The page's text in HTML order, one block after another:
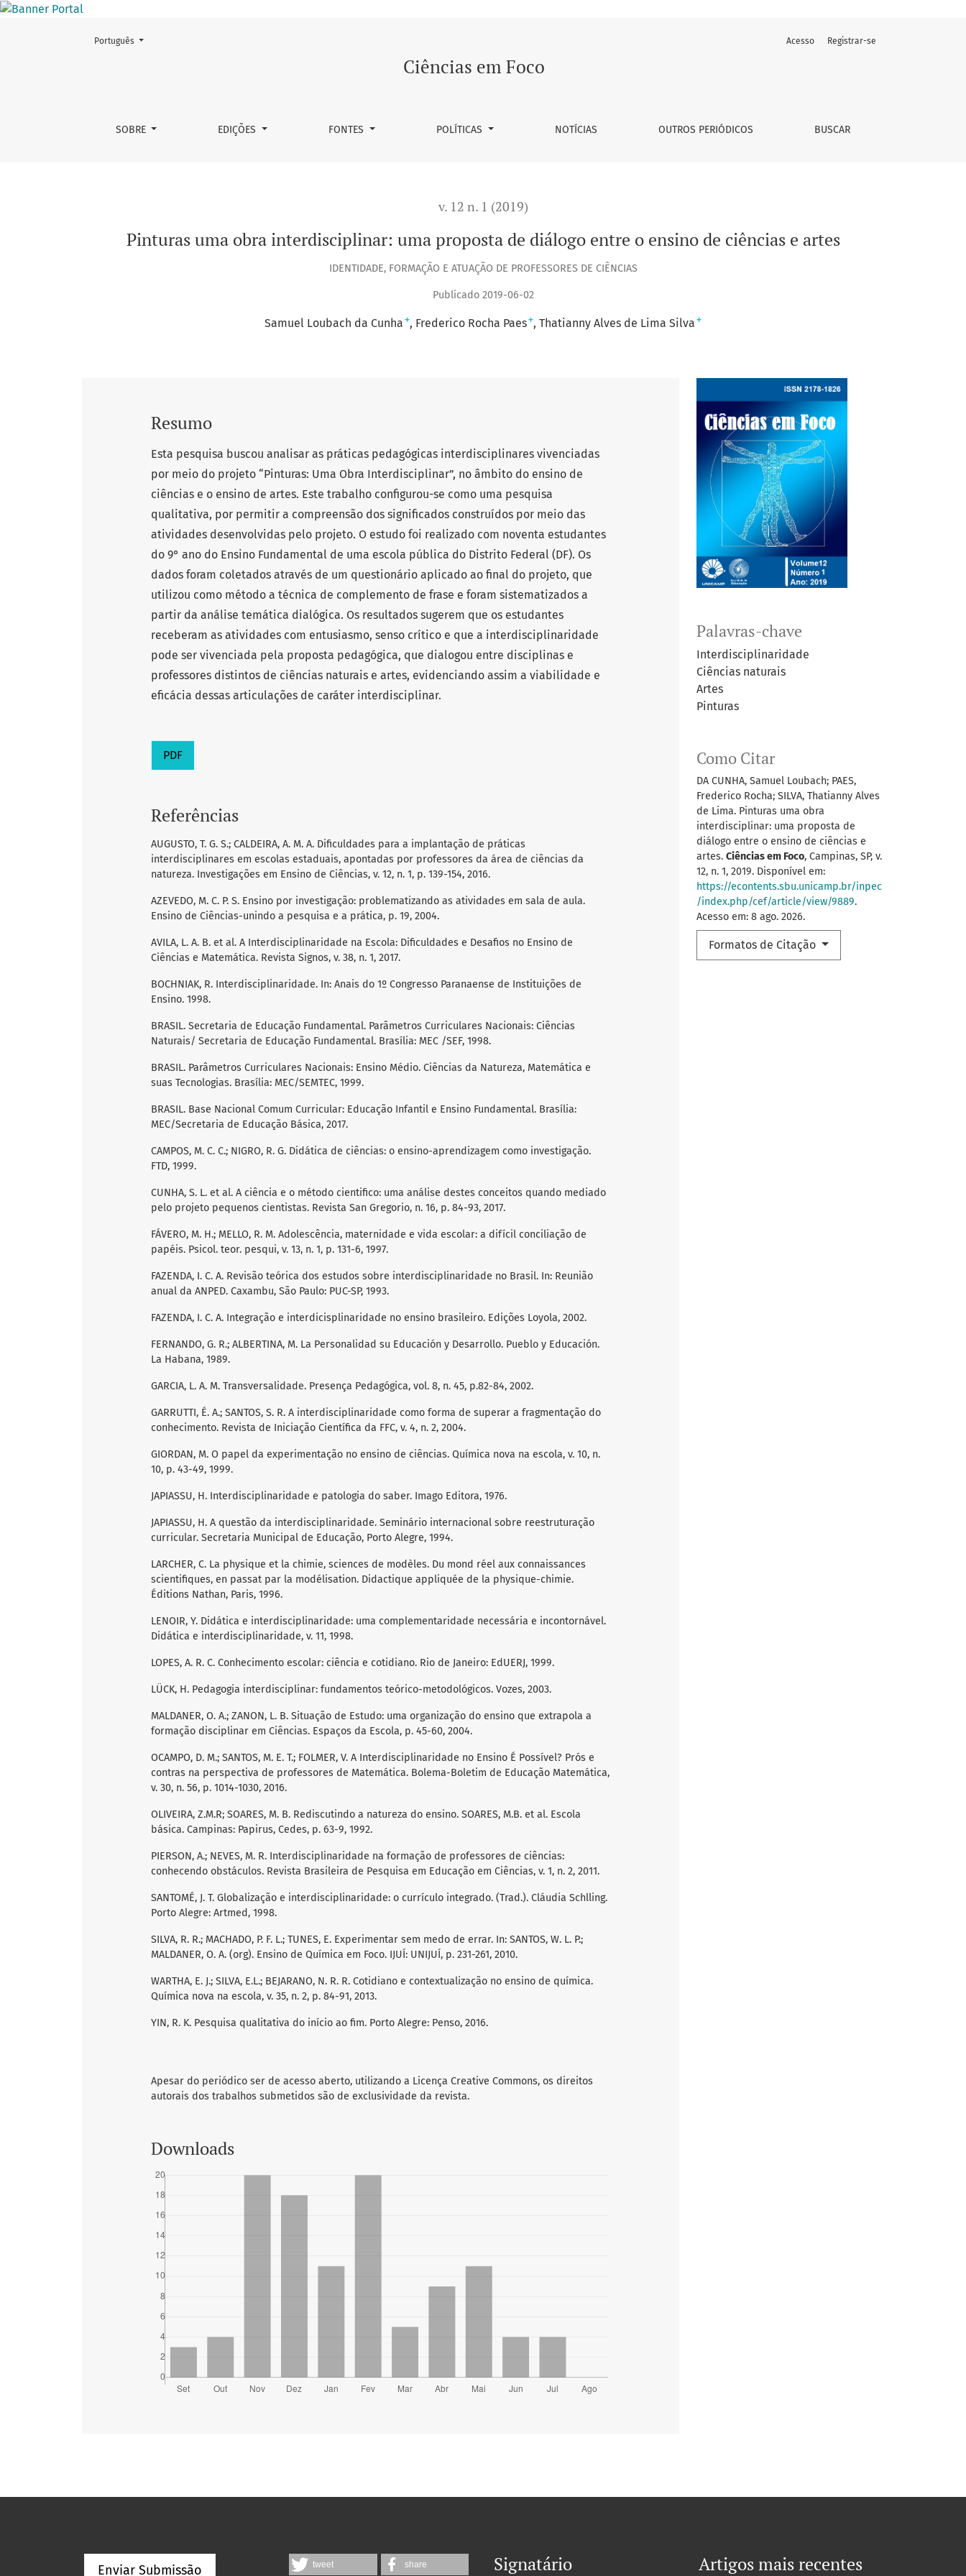
Pinturas uma obra interdisciplinar: uma proposta de diálogo entre o ensino de ciências e artes
Ciências em Foco
SOBRE EDIÇÕES FONTES POLÍTICAS NOTÍCIAS OUTROS PERIÓDICOS BUSCAR
Acesso Registrar-se
Mudar o idioma. O atual é:
Português
v. 12 n. 1 (2019)
Pinturas uma obra interdisciplinar: uma proposta de diálogo entre o ensino de ciências e artes
IDENTIDADE, FORMAÇÃO E ATUAÇÃO DE PROFESSORES DE CIÊNCIAS
Publicado 2019-06-02
Samuel Loubach da Cunha + Frederico Rocha Paes+ Thatianny Alves de Lima Silva +
Palavras-chave
Interdisciplinaridade
Ciências naturais
Artes
Pinturas
Como Citar
DA CUNHA, Samuel Loubach; PAES,
Frederico Rocha; SILVA, Thatianny Alves
de Lima. Pinturas uma obra
interdisciplinar: uma proposta de
diálogo entre o ensino de ciências e
artes. Ciências em Foco, Campinas, SP, v.
12, n. 1, 2019. Disponível em:
https://econtents.sbu.unicamp.br/inpec
/index.php/cef/article/view/9889.
Acesso em: 8 ago. 2026.
Formatos de Citação
Resumo
Esta pesquisa buscou analisar as práticas pedagógicas interdisciplinares vivenciadas
por meio do projeto “Pinturas: Uma Obra Interdisciplinar”, no âmbito do ensino de
ciências e o ensino de artes. Este trabalho configurou-se como uma pesquisa
qualitativa, por permitir a compreensão dos significados construídos por meio das
atividades desenvolvidas pelo projeto. O estudo foi realizado com noventa estudantes
do 9° ano do Ensino Fundamental de uma escola pública do Distrito Federal (DF). Os
dados foram coletados através de um questionário aplicado ao final do projeto, que
utilizou como método a técnica de complemento de frase e foram sistematizados a
partir da análise temática dialógica. Os resultados sugerem que os estudantes
receberam as atividades com entusiasmo, senso crítico e que a interdisciplinaridade
pode ser vivenciada pela proposta pedagógica, que dialogou entre disciplinas e
professores distintos de ciências naturais e artes, evidenciando assim a viabilidade e
eficácia dessas articulações de caráter interdisciplinar.
PDF
Referências
AUGUSTO, T. G. S.; CALDEIRA, A. M. A. Dificuldades para a implantação de práticas
interdisciplinares em escolas estaduais, apontadas por professores da área de ciências da
natureza. Investigações em Ensino de Ciências, v. 12, n. 1, p. 139-154, 2016.
AZEVEDO, M. C. P. S. Ensino por investigação: problematizando as atividades em sala de aula.
Ensino de Ciências-unindo a pesquisa e a prática, p. 19, 2004.
AVILA, L. A. B. et al. A Interdisciplinaridade na Escola: Dificuldades e Desafios no Ensino de
Ciências e Matemática. Revista Signos, v. 38, n. 1, 2017.
BOCHNIAK, R. Interdisciplinaridade. In: Anais do 1º Congresso Paranaense de Instituições de
Ensino. 1998.
BRASIL. Secretaria de Educação Fundamental. Parâmetros Curriculares Nacionais: Ciências
Naturais/ Secretaria de Educação Fundamental. Brasília: MEC /SEF, 1998.
BRASIL. Parâmetros Curriculares Nacionais: Ensino Médio. Ciências da Natureza, Matemática e
suas Tecnologias. Brasília: MEC/SEMTEC, 1999.
BRASIL. Base Nacional Comum Curricular: Educação Infantil e Ensino Fundamental. Brasília:
MEC/Secretaria de Educação Básica, 2017.
CAMPOS, M. C. C.; NIGRO, R. G. Didática de ciências: o ensino-aprendizagem como investigação.
FTD, 1999.
CUNHA, S. L. et al. A ciência e o método cientifico: uma análise destes conceitos quando mediado
pelo projeto pequenos cientistas. Revista San Gregorio, n. 16, p. 84-93, 2017.
FÁVERO, M. H.; MELLO, R. M. Adolescência, maternidade e vida escolar: a difícil conciliação de
papéis. Psicol. teor. pesqui, v. 13, n. 1, p. 131-6, 1997.
FAZENDA, I. C. A. Revisão teórica dos estudos sobre interdisciplinaridade no Brasil. In: Reunião
anual da ANPED. Caxambu, São Paulo: PUC-SP, 1993.
FAZENDA, I. C. A. Integração e interdicisplinaridade no ensino brasileiro. Edições Loyola, 2002.
FERNANDO, G. R.; ALBERTINA, M. La Personalidad su Educación y Desarrollo. Pueblo y Educación.
La Habana, 1989.
GARCIA, L. A. M. Transversalidade. Presença Pedagógica, vol. 8, n. 45, p.82-84, 2002.
GARRUTTI, É. A.; SANTOS, S. R. A interdisciplinaridade como forma de superar a fragmentação do
conhecimento. Revista de Iniciação Científica da FFC, v. 4, n. 2, 2004.
GIORDAN, M. O papel da experimentação no ensino de ciências. Química nova na escola, v. 10, n.
10, p. 43-49, 1999.
JAPIASSU, H. Interdisciplinaridade e patologia do saber. Imago Editora, 1976.
JAPIASSU, H. A questão da interdisciplinaridade. Seminário internacional sobre reestruturação
curricular. Secretaria Municipal de Educação, Porto Alegre, 1994.
LARCHER, C. La physique et la chimie, sciences de modèles. Du mond réel aux connaissances
scientifiques, en passat par la modélisation. Didactique appliquée de la physique-chimie.
Éditions Nathan, Paris, 1996.
LENOIR, Y. Didática e interdisciplinaridade: uma complementaridade necessária e incontornável.
Didática e interdisciplinaridade, v. 11, 1998.
LOPES, A. R. C. Conhecimento escolar: ciência e cotidiano. Rio de Janeiro: EdUERJ, 1999.
LÜCK, H. Pedagogia interdisciplinar: fundamentos teórico-metodológicos. Vozes, 2003.
MALDANER, O. A.; ZANON, L. B. Situação de Estudo: uma organização do ensino que extrapola a
formação disciplinar em Ciências. Espaços da Escola, p. 45-60, 2004.
OCAMPO, D. M.; SANTOS, M. E. T.; FOLMER, V. A Interdisciplinaridade no Ensino É Possível? Prós e
contras na perspectiva de professores de Matemática. Bolema-Boletim de Educação Matemática,
v. 30, n. 56, p. 1014-1030, 2016.
OLIVEIRA, Z.M.R; SOARES, M. B. Rediscutindo a natureza do ensino. SOARES, M.B. et al. Escola
básica. Campinas: Papirus, Cedes, p. 63-9, 1992.
PIERSON, A.; NEVES, M. R. Interdisciplinaridade na formação de professores de ciências:
conhecendo obstáculos. Revista Brasileira de Pesquisa em Educação em Ciências, v. 1, n. 2, 2011.
SANTOMÉ, J. T. Globalização e interdisciplinaridade: o currículo integrado. (Trad.). Cláudia Schlling.
Porto Alegre: Artmed, 1998.
SILVA, R. R.; MACHADO, P. F. L.; TUNES, E. Experimentar sem medo de errar. In: SANTOS, W. L. P.;
MALDANER, O. A. (org). Ensino de Química em Foco. IJUÍ: UNIJUÍ, p. 231-261, 2010.
WARTHA, E. J.; SILVA, E.L.; BEJARANO, N. R. R. Cotidiano e contextualização no ensino de química.
Química nova na escola, v. 35, n. 2, p. 84-91, 2013.
YIN, R. K. Pesquisa qualitativa do início ao fim. Porto Alegre: Penso, 2016.
Apesar do periódico ser de acesso aberto, utilizando a Licença Creative Commons, os direitos
autorais dos trabalhos submetidos são de exclusividade da revista.
Downloads
Enviar Submissão tweet share Signatário Artigos mais recentes